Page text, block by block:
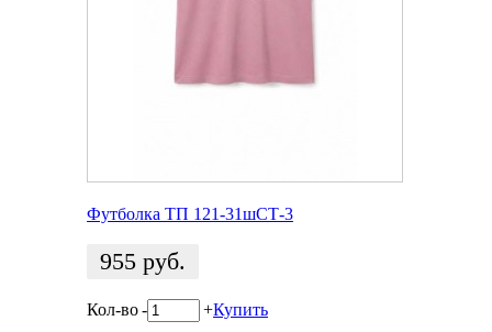
Футболка ТП 121-31шСТ-3
955 руб.
Кол-во- +Купить